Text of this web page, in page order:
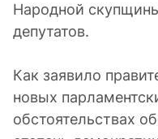
Народной
депутатов.
Как заявило
новых
обстоятельствах